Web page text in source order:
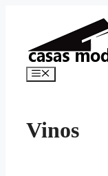
Menú
Vinos